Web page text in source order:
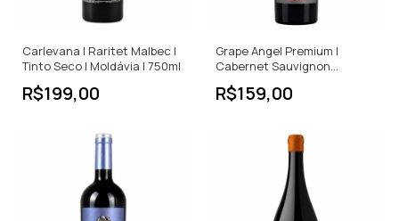
Carlevana | Raritet Malbec |
Tinto Seco | Moldávia | 750ml
R$199,00
Grape Angel Premium |
Cabernet Sauvignon
Seco | 750ml
R$159,00